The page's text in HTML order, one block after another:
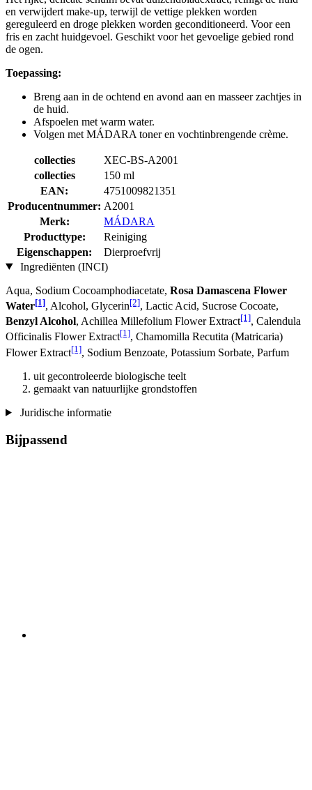
en verwijdert make-up, terwijl de vettige plekken worden
gereguleerd en droge plekken worden geconditioneerd. Voor een
fris en zacht huidgevoel. Geschikt voor het gevoelige gebied rond
de ogen.
Toepassing:
Breng aan in de ochtend en avond aan en masseer zachtjes in
de huid.
Afspoelen met warm water.
Volgen met MÁDARA toner en vochtinbrengende crème.
collecties
XEC-BS-A2001
collecties
150 ml
EAN:
4751009821351
Producentnummer: A2001
Merk:
MÁDARA
Producttype:
Reiniging
Eigenschappen:
Dierproefvrij
Ingrediënten (INCI)
Aqua, Sodium Cocoamphodiacetate, Rosa Damascena Flower
Water[1], Alcohol, Glycerin[2], Lactic Acid, Sucrose Cocoate,
Benzyl Alcohol, Achillea Millefolium Flower Extract[1], Calendula
Officinalis Flower Extract[1], Chamomilla Recutita (Matricaria)
Flower Extract[1], Sodium Benzoate, Potassium Sorbate, Parfum
uit gecontroleerde biologische teelt
gemaakt van natuurlijke grondstoffen
Juridische informatie
Bijpassend